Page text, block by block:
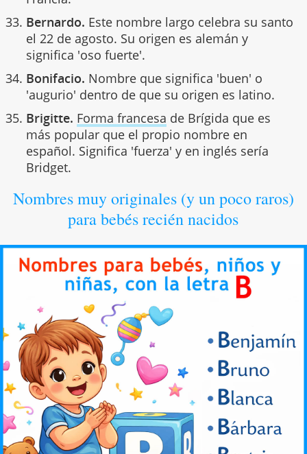
Bernardo. Este nombre largo celebra su santo
el 22 de agosto. Su origen es alemán y
significa 'oso fuerte'.
Bonifacio. Nombre que significa 'buen' o
'augurio' dentro de que su origen es latino.
Brigitte. Forma francesa de Brígida que es
más popular que el propio nombre en
español. Significa 'fuerza' y en inglés sería
Bridget.
Nombres muy originales (y un poco raros)
para bebés recién nacidos